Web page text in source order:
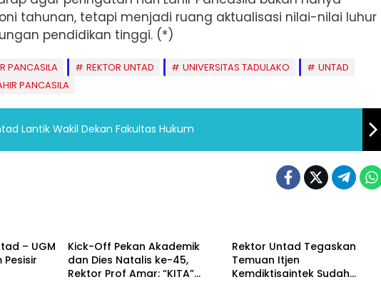
tahunan, tetapi menjadi ruang aktualisasi nilai-nilai luhur
pendidikan tinggi. (*)
PANCASILA REKTOR UNTAD UNIVERSITAS TADULAKO
UNTAD
PANCASILA
Lantik Wakil Dekan Fakultas Hukum
– UGM
Pesisir
Kick-Off Pekan Akademik
dan Dies Natalis ke-45,
Rektor Prof Amar: “KITA”
Rektor Untad Tegaskan
Temuan Itjen
Kemdiktisaintek Sudah
Pendidikan Pendidikan